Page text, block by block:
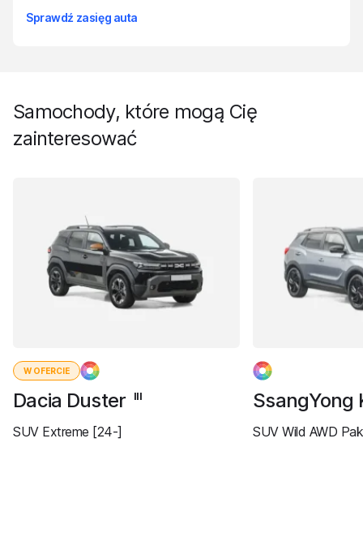
Sprawdź zasięg auta
Samochody, które mogą Cię
zainteresować
W OFERCIE
Dacia Duster III
SUV Extreme [24-]
SsangYong
SUV Wild AWD